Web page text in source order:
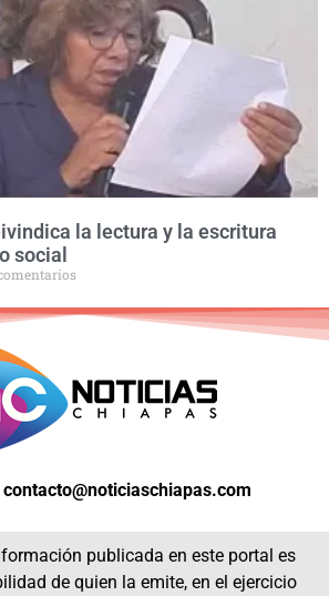
la lectura y la escritura
social
publicada en este portal es
de quien la emite, en el ejercicio